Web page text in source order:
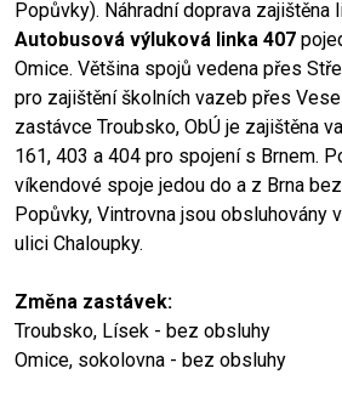
Popůvky). Náhradní doprava zajištěna
Autobusová výluková linka 407
Omice. Většina spojů vedena přes
pro zajištění školních vazeb přes
zastávce Troubsko, ObÚ je zajištěna
161, 403 a 404 pro spojení s Brnem.
víkendové spoje jedou do a z Brna
Popůvky, Vintrovna jsou obsluhovány
ulici Chaloupky.
Změna zastávek:
Troubsko, Lísek - bez obsluhy
Omice, sokolovna - bez obsluhy